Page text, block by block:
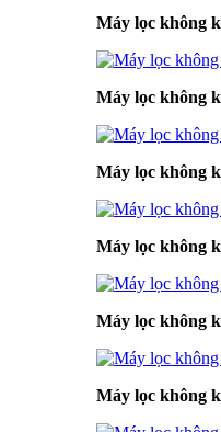
Máy lọc không
Máy lọc không
Máy lọc không
Máy lọc không
Máy lọc không
Máy lọc không